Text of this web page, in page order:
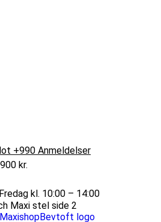
+990 Anmeldelser
kr.
kl. 10:00 – 14:00